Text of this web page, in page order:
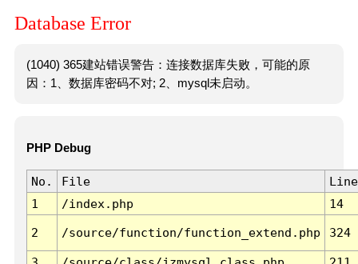
Database Error
(1040) 365建站错误警告：连接数据库失败，可能的原
因：1、数据库密码不对; 2、mysql未启动。
PHP Debug
No. File
Line
1
/index.php 14
2 /source/function/function_extend.php 324